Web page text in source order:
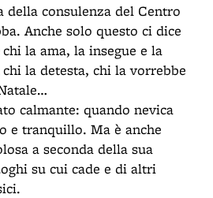
della consulenza del Centro
Anche solo questo ci dice
la ama, la insegue e la
la detesta, chi la vorrebbe
calmante: quando nevica
e tranquillo. Ma è anche
a seconda della sua
su cui cade e di altri